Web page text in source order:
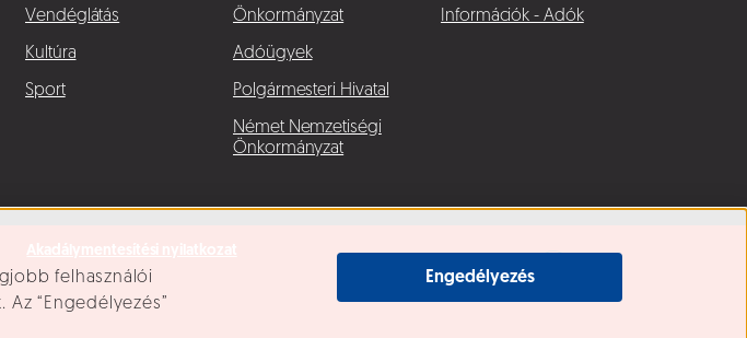
felhasználói
“Engedélyezés”
Engedélyezés
Vendéglátás
Kultúra
Sport
Önkormányzat
Adóügyek
Polgármesteri Hivatal
Német Nemzetiségi
Önkormányzat
Információk - Adók